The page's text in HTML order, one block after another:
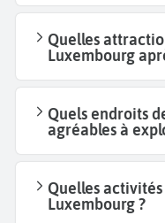
Quelles
Luxembourg
Quels endroits
agréables à
Quelles
Luxembourg ?